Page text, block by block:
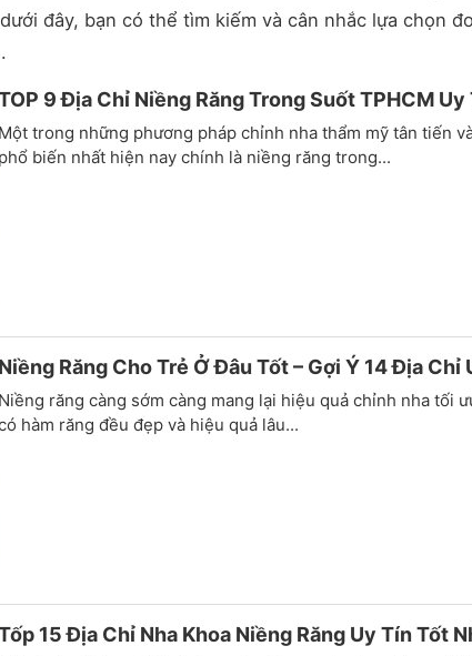
đây, bạn có thể tìm kiếm và cân nhắc lựa chọn
9 Địa Chỉ Niềng Răng Trong Suốt TPHCM Uy
Một trong những phương pháp chỉnh nha thẩm mỹ tân tiến
phổ biến nhất hiện nay chính là niềng răng trong...
Niềng Răng Cho Trẻ Ở Đâu Tốt – Gợi Ý 14 Địa Chỉ
Niềng răng càng sớm càng mang lại hiệu quả chỉnh nha tối
hàm răng đều đẹp và hiệu quả lâu...
15 Địa Chỉ Nha Khoa Niềng Răng Uy Tín Tốt